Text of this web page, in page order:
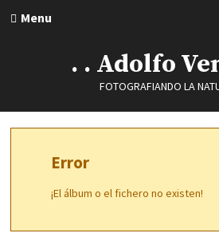
Menu
. . Adolfo
FOTOGRAFIANDO LA
Error
¡El álbum o el fichero no existen!